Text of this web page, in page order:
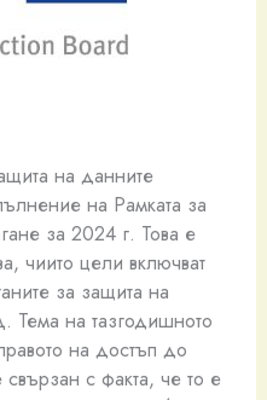
на данните
на Рамката за
за 2024 г. Това е
чиито цели включват
за защита на
Тема на тазгодишното
на достъп до
с факта, че то е